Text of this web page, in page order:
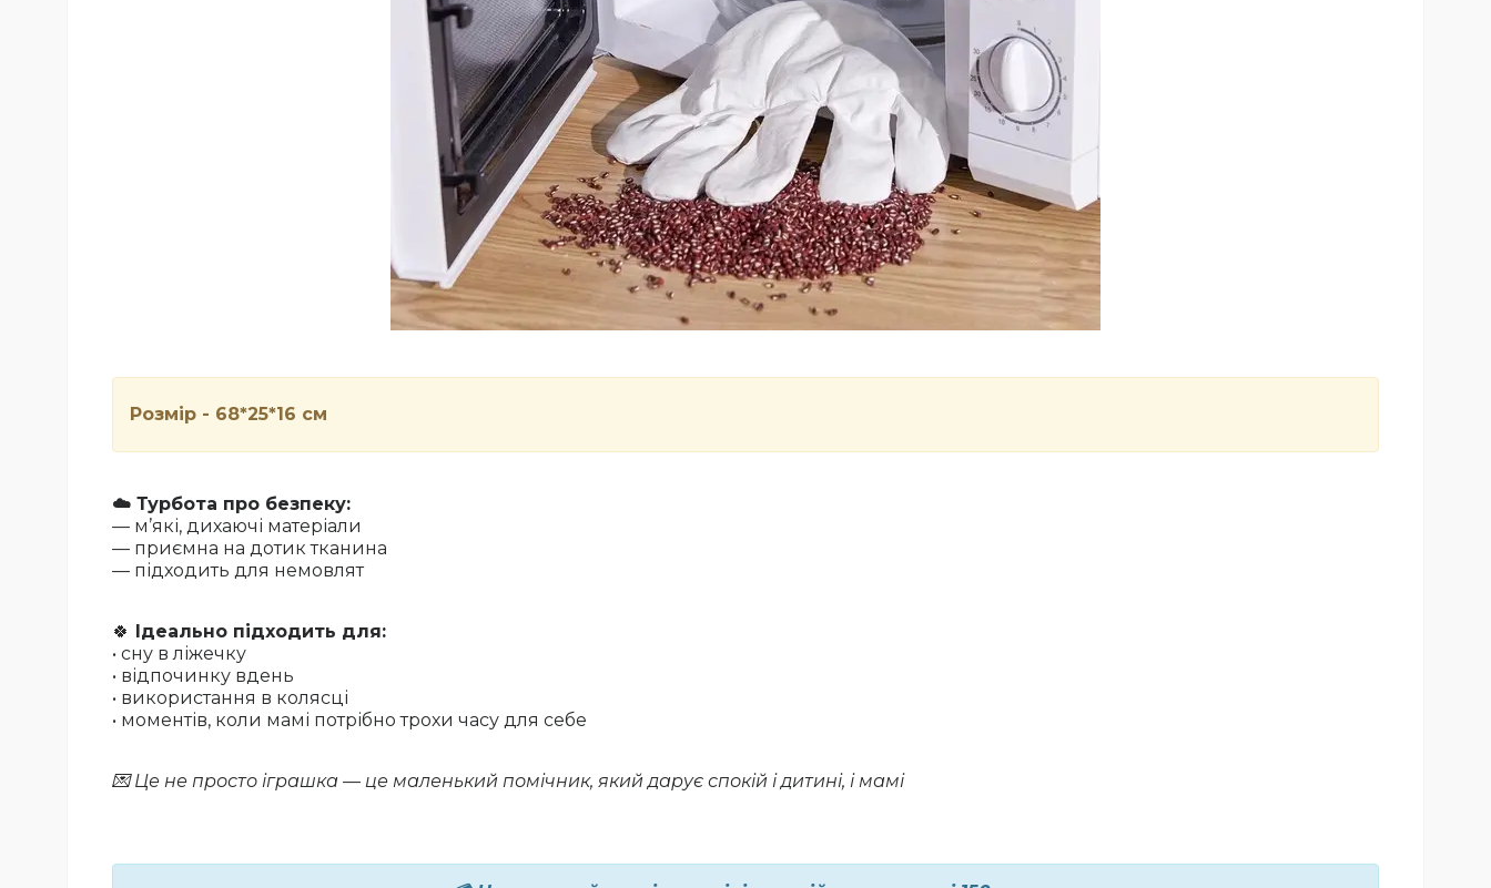
Розмір - 68*25*16 см
☁️ Турбота про безпеку:
— м’які, дихаючі матеріали
— приємна на дотик тканина
— підходить для немовлят
🍀
Ідеально підходить для:
• сну в ліжечку
• відпочинку вдень
• використання в колясці
• моментів, коли мамі потрібно трохи часу для себе
💌 Це не просто іграшка — це маленький помічник, який дарує спокій і дитині, і мамі